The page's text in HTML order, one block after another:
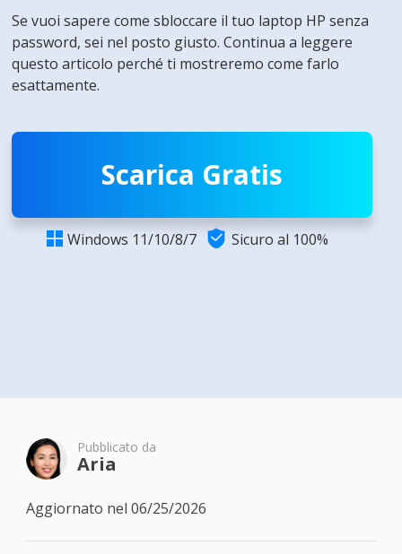
Se vuoi sapere come sbloccare il tuo laptop HP senza
password, sei nel posto giusto. Continua a leggere
questo articolo perché ti mostreremo come farlo
esattamente.
Scarica Gratis
 Windows 11/10/8/7  Sicuro al 100%
Pubblicato da
Aria
Aggiornato nel 06/25/2026